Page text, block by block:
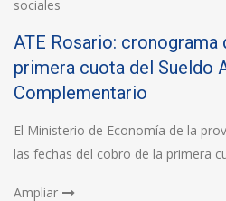
sociales
ATE Rosario: cronograma
primera cuota del Sueldo
Complementario
El Ministerio de Economía de la
las fechas del cobro de la primera
Ampliar